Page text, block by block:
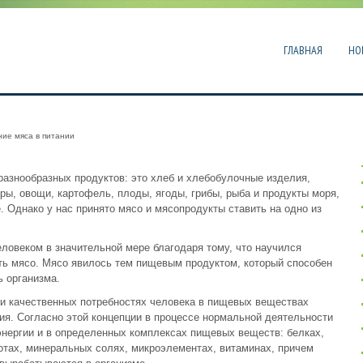
ГЛАВНАЯ
мяса в питании
продуктов: это хлеб и хлебобулочные изделия,
овощи, картофель, плоды, ягоды, грибы, рыба и продукты моря,
Однако у нас принято мясо и мясопродукты ставить на одно из
в значительной мере благодаря тому, что научился
мясо. Мясо явилось тем пищевым продуктом, который способен
организма.
потребностях человека в пищевых веществах
Согласно этой концепции в процессе нормальной деятельности
и в определенных комплексах пищевых веществ: белках,
минеральных солях, микроэлементах, витаминах, причем